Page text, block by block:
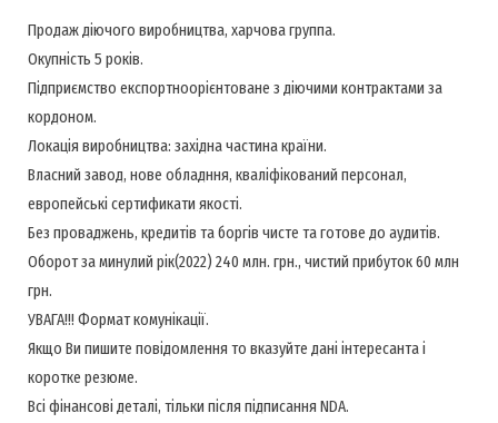
Продаж діючого виробництва, харчова группа.
Окупність 5 років.
Підприємство експортноорієнтоване з діючими контрактами за
кордоном.
Локація виробництва: західна частина країни.
Власний завод, нове обладння, кваліфікований персонал,
европейські сертификати якості.
Без проваджень, кредитів та боргів чисте та готове до аудитів.
Оборот за минулий рік(2022) 240 млн. грн., чистий прибуток 60 млн
грн.
УВАГА!!! Формат комунікації.
Якщо Ви пишите повідомлення то вказуйте дані інтересанта і
коротке резюме.
Всі фінансові деталі, тільки після підписання NDA.